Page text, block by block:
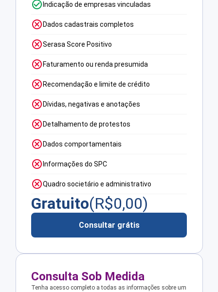
Indicação de empresas vinculadas
Dados cadastrais completos
Serasa Score Positivo
Faturamento ou renda presumida
Recomendação e limite de crédito
Dívidas, negativas e anotações
Detalhamento de protestos
Dados comportamentais
Informações do SPC
Quadro societário e administrativo
Gratuito(R$0,00)
Consultar grátis
Consulta Sob Medida
Tenha acesso completo a todas as informações sobre um